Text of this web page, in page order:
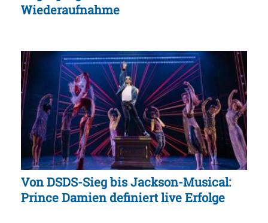
Wiederaufnahme
Von DSDS-Sieg bis Jackson-Musical:
Prince Damien definiert live Erfolge